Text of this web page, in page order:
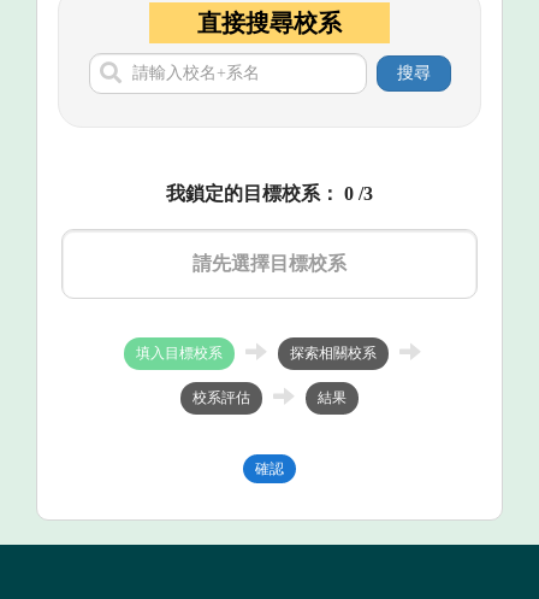
直接搜尋校系
搜尋
我鎖定的目標校系： 0 /3
請先選擇目標校系
填入目標校系 探索相關校系
校系評估 結果
確認